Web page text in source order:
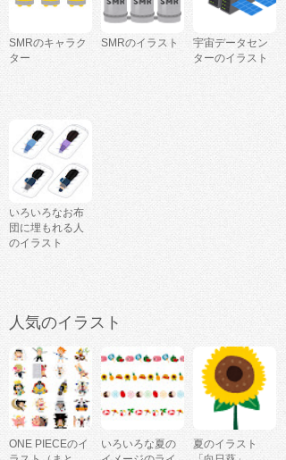
SMRのキャラク
ター
SMRのイラスト
宇宙データセン
ターのイラスト
いろいろなお布
団に埋もれる人
のイラスト
人気のイラスト
ONE PIECEのイ
いろいろな夏の
夏のイラスト